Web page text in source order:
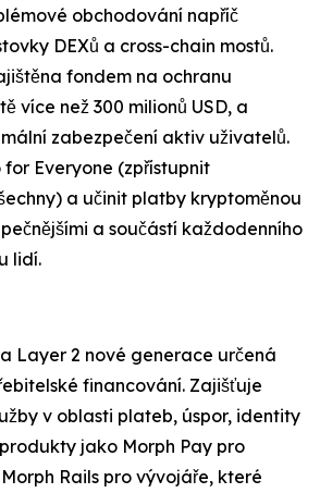
obchodování napříč
DEXů a cross-chain mostů.
fondem na ochranu
více než 300 milionů USD, a
zabezpečení aktiv uživatelů.
Everyone (zpřístupnit
a učinit platby kryptoměnou
a součástí každodenního
lidí.
Layer 2 nové generace určená
financování. Zajišťuje
v oblasti plateb, úspor, identity
jako Morph Pay pro
Rails pro vývojáře, které